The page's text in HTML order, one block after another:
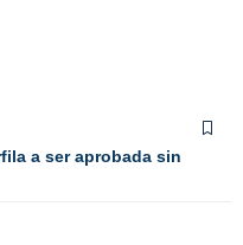
a ser aprobada sin